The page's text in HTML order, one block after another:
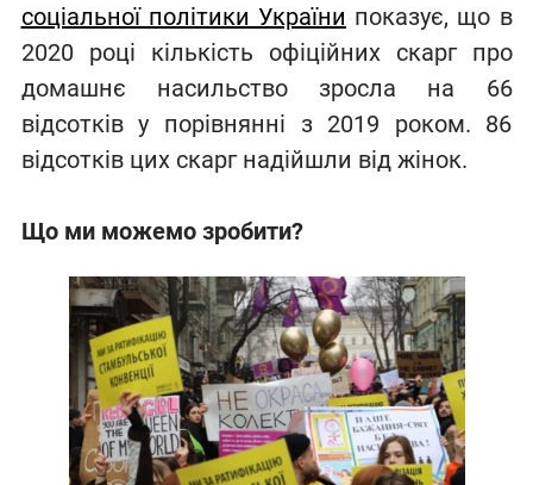
соціальної політики України показує, що в
2020 році кількість офіційних скарг про
домашнє насильство зросла на 66
відсотків у порівнянні з 2019 роком. 86
відсотків цих скарг надійшли від жінок.
Що ми можемо зробити?